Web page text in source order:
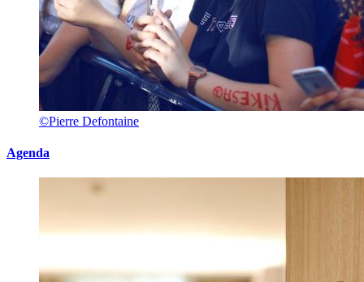
©Pierre Defontaine
Agenda